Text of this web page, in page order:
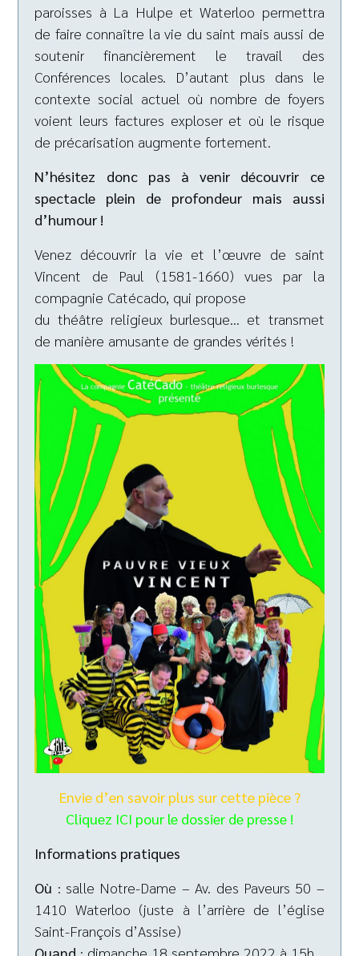
paroisses à La Hulpe et Waterloo permettra
de faire connaître la vie du saint mais aussi de
soutenir financièrement le travail des
Conférences locales. D’autant plus dans le
contexte social actuel où nombre de foyers
voient leurs factures exploser et où le risque
de précarisation augmente fortement.
N’hésitez donc pas à venir découvrir ce
spectacle plein de profondeur mais aussi
d’humour !
Venez découvrir la vie et l’œuvre de saint
Vincent de Paul (1581-1660) vues par la
compagnie Catécado, qui propose
du théâtre religieux burlesque… et transmet
de manière amusante de grandes vérités !
Envie d’en savoir plus sur cette pièce ?
Cliquez ICI pour le dossier de presse !
Informations pratiques
Où : salle Notre-Dame – Av. des Paveurs 50 –
1410 Waterloo (juste à l’arrière de l’église
Saint-François d’Assise)